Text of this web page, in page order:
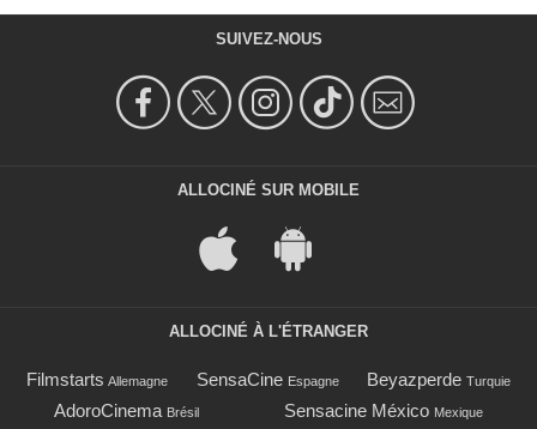
SUIVEZ-NOUS
ALLOCINÉ SUR MOBILE
ALLOCINÉ À L'ÉTRANGER
Filmstarts Allemagne SensaCine Espagne Beyazperde Turquie
AdoroCinema Brésil Sensacine México Mexique